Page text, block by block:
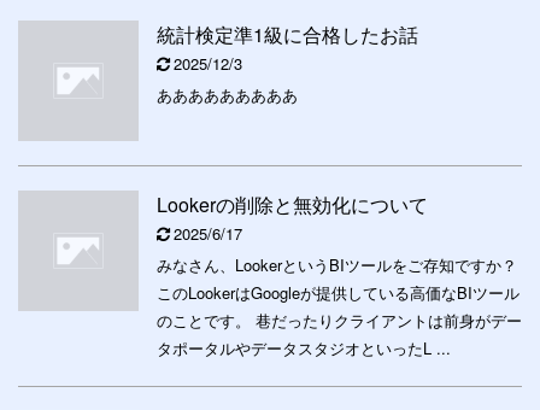
統計検定準1級に合格したお話
2025/12/3
あああああああああ
Lookerの削除と無効化について
2025/6/17
みなさん、LookerというBIツールをご存知ですか？
このLookerはGoogleが提供している高価なBIツール
のことです。 巷だったりクライアントは前身がデー
タポータルやデータスタジオといったL ...